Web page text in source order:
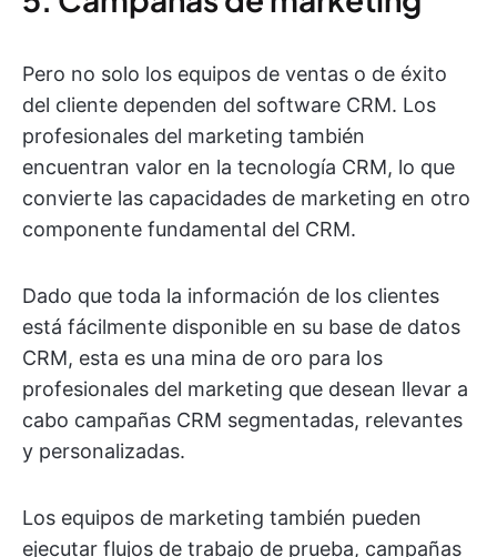
Pero no solo los equipos de ventas o de éxito
del cliente dependen del software CRM. Los
profesionales del marketing también
encuentran valor en la tecnología CRM, lo que
convierte las capacidades de marketing en otro
componente fundamental del CRM.
Dado que toda la información de los clientes
está fácilmente disponible en su base de datos
CRM, esta es una mina de oro para los
profesionales del marketing que desean llevar a
cabo campañas CRM segmentadas, relevantes
y personalizadas.
Los equipos de marketing también pueden
ejecutar flujos de trabajo de prueba, campañas